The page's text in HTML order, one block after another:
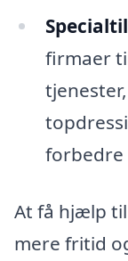
firmaer
At få hjælp
mere fritid